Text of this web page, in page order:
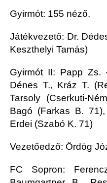
Gyirmót: 155 néző.
Játékvezető: Dr.
Keszthelyi Tamás)
Gyirmót II: Papp Zs.
Dénes T., Kráz T.
Tarsoly (Cserkuti-
Bagó (Farkas B.
Erdei (Szabó K. 71)
Vezetőedző: Ördög
FC Sopron: